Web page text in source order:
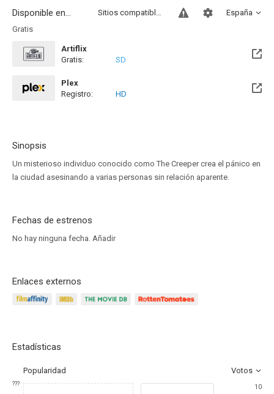
Disponible en... España
Sitios compatibles
Gratis
Artiflix
Gratis:
SD
Plex
Registro:
HD
Sinopsis
Un misterioso individuo conocido como The Creeper crea el pánico en
la ciudad asesinando a varias personas sin relación aparente.
Fechas de estrenos
No hay ninguna fecha. Añadir
Enlaces externos
Estadísticas
Popularidad Votos
???
10